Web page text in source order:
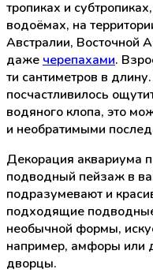
тропиках и
водоёмах, на
Австралии, Восточной
даже черепахами.
ти сантиметров в
посчастливилось
водяного клопа, это
и необратимыми
Декорация аквариума
подводный пейзаж в
подразумевают и
подходящие
необычной формы,
например, амфоры или
дворцы.